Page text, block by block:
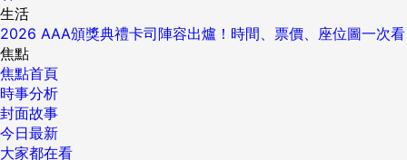
生活
2026 AAA頒獎典禮卡司陣容出爐！時間、票價、座位圖一次看
焦點
焦點首頁
時事分析
封面故事
今日最新
大家都在看